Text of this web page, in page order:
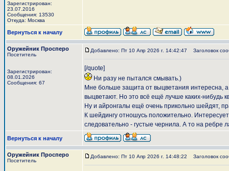
Зарегистрирован:
23.07.2016
Сообщения: 13530
Откуда: Москва
Вернуться к началу
Оружейник Просперо
Посетитель
Зарегистрирован:
08.01.2026
Сообщения: 67
Добавлено: Пт 10 Апр 2026 г. 14:42:47 Заголовок
[/quote]
Ни разу не пытался смывать.)
Мне больше защита от выцветания интересна,
выцветают. Но это всё ещё лучше каких-нибудь
Ну и айронгалы ещё очень прикольно шейдят,
К шейдингу отношусь положительно.
следовательно - густые чернила. А то на ребре
Вернуться к началу
Оружейник Просперо
Посетитель
Добавлено: Пт 10 Апр 2026 г. 14:48:22 Заголовок